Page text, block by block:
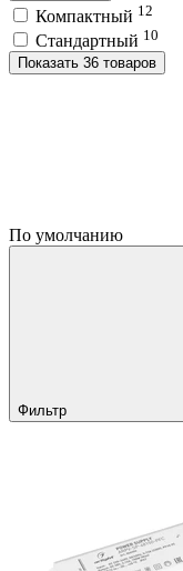
Компактный 12
Стандартный 10
Показать 36 товаров
По умолчанию
Фильтр